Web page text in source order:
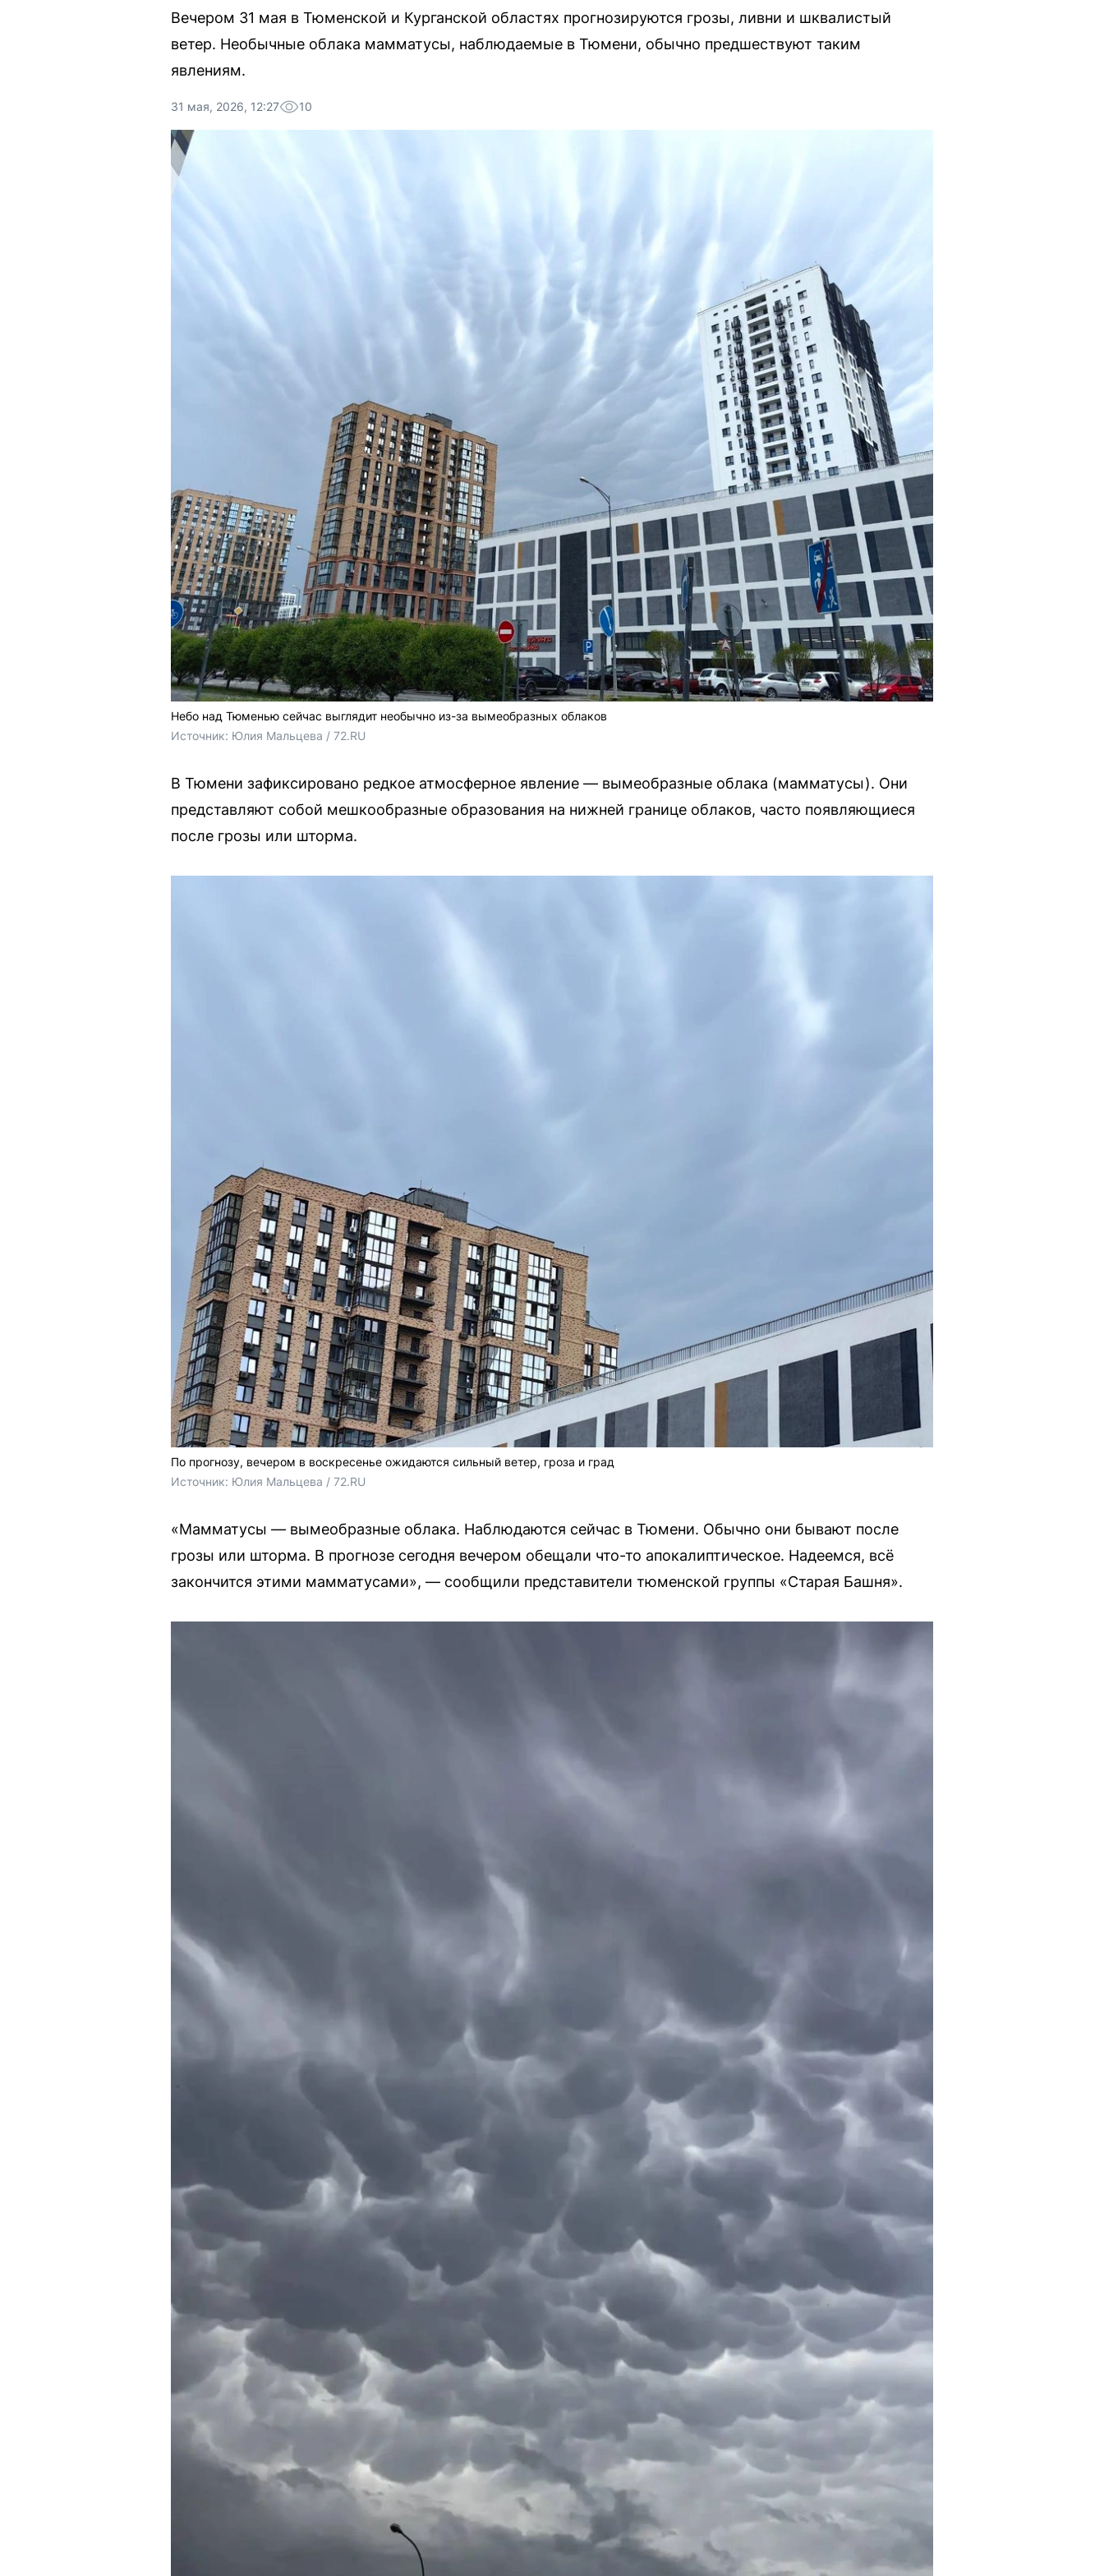
Вечером 31 мая в Тюменской и Курганской областях прогнозируются грозы, ливни и шквалистый
ветер. Необычные облака мамматусы, наблюдаемые в Тюмени, обычно предшествуют таким
явлениям.
31 мая, 2026, 12:27 10
Небо над Тюменью сейчас выглядит необычно из-за вымеобразных облаков
Источник: Юлия Мальцева / 72.RU
В Тюмени зафиксировано редкое атмосферное явление — вымеобразные облака (мамматусы). Они
представляют собой мешкообразные образования на нижней границе облаков, часто появляющиеся
после грозы или шторма.
По прогнозу, вечером в воскресенье ожидаются сильный ветер, гроза и град
Источник: Юлия Мальцева / 72.RU
«Мамматусы — вымеобразные облака. Наблюдаются сейчас в Тюмени. Обычно они бывают после
грозы или шторма. В прогнозе сегодня вечером обещали что-то апокалиптическое. Надеемся, всё
закончится этими мамматусами», — сообщили представители тюменской группы «Старая Башня».